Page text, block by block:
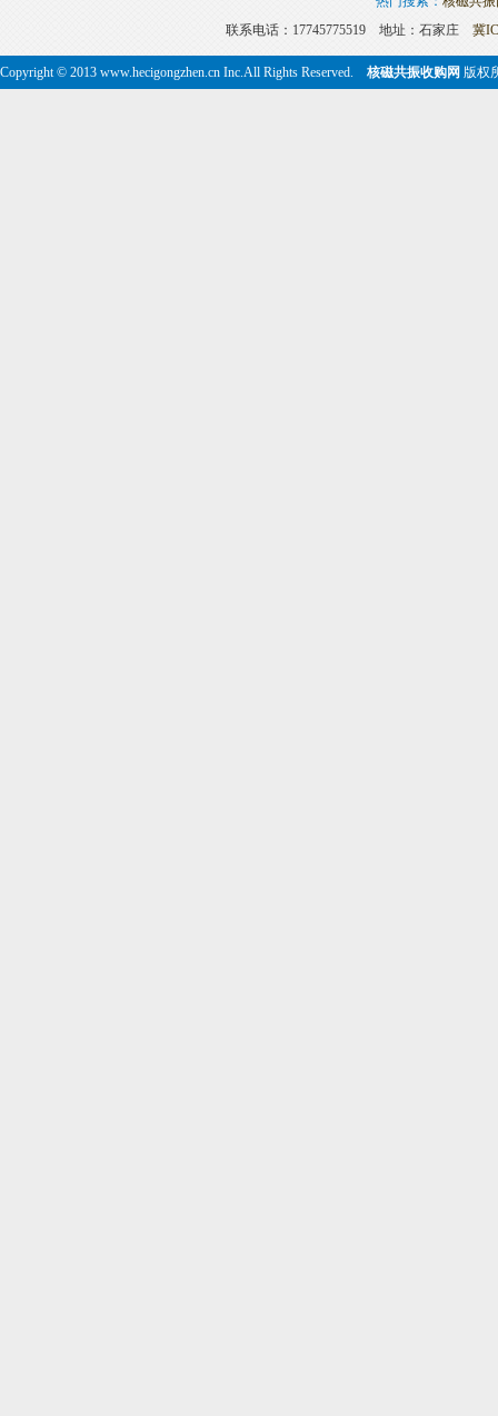
联系电话：17745775519 地址：石家庄冀
Copyright © 2013 www.hecigongzhen.cn Inc.All Rights Reserved. 核磁共振收购网 版权